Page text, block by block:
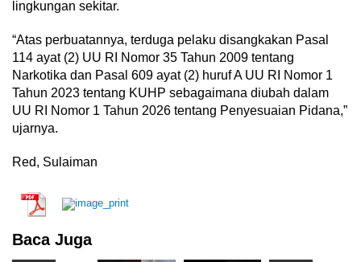
lingkungan sekitar.
‎“Atas perbuatannya, terduga pelaku disangkakan Pasal
114 ayat (2) UU RI Nomor 35 Tahun 2009 tentang
Narkotika dan Pasal 609 ayat (2) huruf A UU RI Nomor 1
Tahun 2023 tentang KUHP sebagaimana diubah dalam
UU RI Nomor 1 Tahun 2026 tentang Penyesuaian Pidana,”
ujarnya.
Red, Sulaiman
Baca Juga